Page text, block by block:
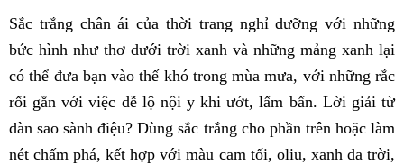
Sắc trắng chân ái của thời trang nghỉ dưỡng với những
bức hình như thơ dưới trời xanh và những mảng xanh lại
có thể đưa bạn vào thế khó trong mùa mưa, với những rắc
rối gắn với việc dễ lộ nội y khi ướt, lấm bẩn. Lời giải từ
dàn sao sành điệu? Dùng sắc trắng cho phần trên hoặc làm
nét chấm phá, kết hợp với màu cam tối, oliu, xanh da trời,